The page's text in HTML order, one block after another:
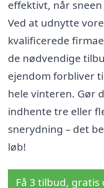
effektivt, når
Ved at udnytte
kvalificerede
de nødvendige
ejendom forbliver
hele vinteren. Gør
indhente tre eller
snerydning – det
løb!
Få 3 tilbud,